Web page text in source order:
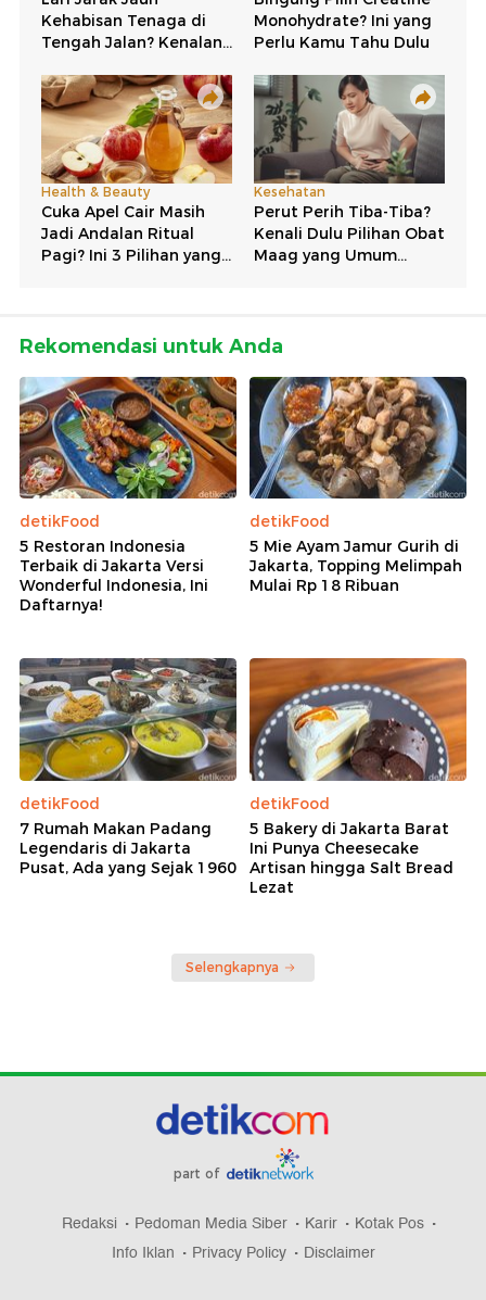
Rekomendasi untuk Anda
detikFood
5 Restoran Indonesia
Terbaik di Jakarta Versi
Wonderful Indonesia, Ini
Daftarnya!
detikFood
5 Mie Ayam Jamur Gurih di
Jakarta, Topping Melimpah
Mulai Rp 18 Ribuan
detikFood
7 Rumah Makan Padang
Legendaris di Jakarta
Pusat, Ada yang Sejak 1960
detikFood
5 Bakery di Jakarta Barat
Ini Punya Cheesecake
Artisan hingga Salt Bread
Lezat
Selengkapnya
part of
Redaksi Pedoman Media Siber Karir
Kotak Pos
Info Iklan
Privacy Policy Disclaimer